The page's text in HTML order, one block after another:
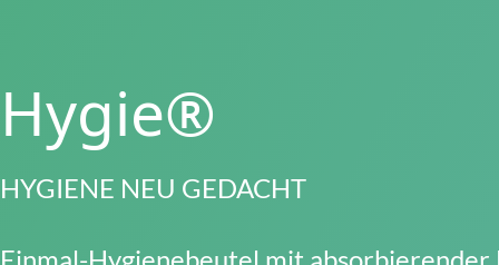
Hygie®
HYGIENE NEU GEDACHT